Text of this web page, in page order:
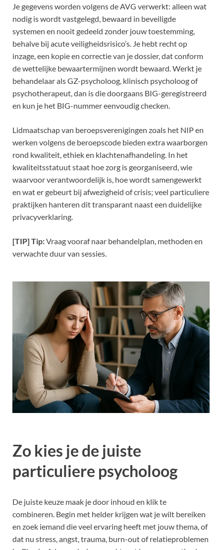
Je gegevens worden volgens de AVG verwerkt: alleen wat
nodig is wordt vastgelegd, bewaard in beveiligde
systemen en nooit gedeeld zonder jouw toestemming,
behalve bij acute veiligheidsrisico’s. Je hebt recht op
inzage, een kopie en correctie van je dossier, dat conform
de wettelijke bewaartermijnen wordt bewaard. Werkt je
behandelaar als GZ-psycholoog, klinisch psycholoog of
psychotherapeut, dan is die doorgaans BIG-geregistreerd
en kun je het BIG-nummer eenvoudig checken.
Lidmaatschap van beroepsverenigingen zoals het NIP en
werken volgens de beroepscode bieden extra waarborgen
rond kwaliteit, ethiek en klachtenafhandeling. In het
kwaliteitsstatuut staat hoe zorg is georganiseerd, wie
waarvoor verantwoordelijk is, hoe wordt samengewerkt
en wat er gebeurt bij afwezigheid of crisis; veel particuliere
praktijken hanteren dit transparant naast een duidelijke
privacyverklaring.
[TIP] Tip:Vraag vooraf naar behandelplan, methoden en
verwachte duur van sessies.
Zo kies je de juiste
particuliere psycholoog
De juiste keuze maak je door inhoud en klik te
combineren. Begin met helder krijgen wat je wilt bereiken
en zoek iemand die veel ervaring heeft met jouw thema, of
dat nu stress, angst, trauma, burn-out of relatieproblemen